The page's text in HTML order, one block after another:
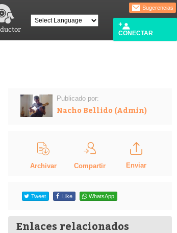
Sugerencias
CONECTAR
Publicado por:
Nacho Bellido (Admin)
Archivar Compartir Enviar
Tweet Like WhatsApp
Enlaces relacionados